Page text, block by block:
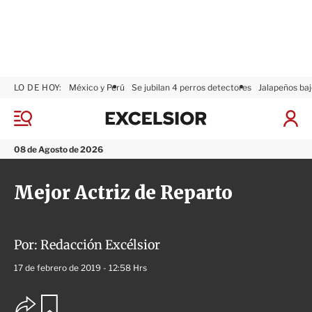
M
n
ú
08 de Agosto de 2026
LO DE HOY: México y Perú Se jubilan 4 perros detectores Jalapeños
I
x
l
i
o
Mejor Actriz de Reparto
Por: Redacción Excélsior
17 de febrero de 2019 - 12:58 Hrs
O